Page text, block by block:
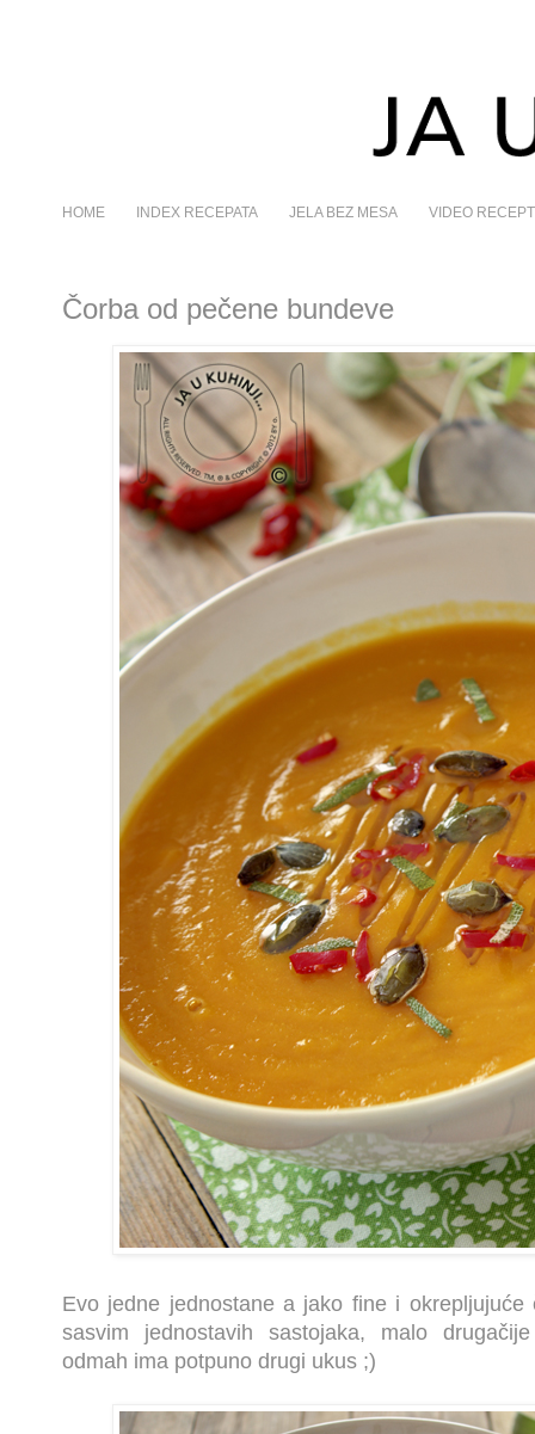
HOME INDEX RECEPATA JELA BEZ MESA VIDEO
Čorba od pečene bundeve
Evo jedne jednostane a jako fine i okrepljujuće
sasvim jednostavih sastojaka, malo
odmah ima potpuno drugi ukus ;)